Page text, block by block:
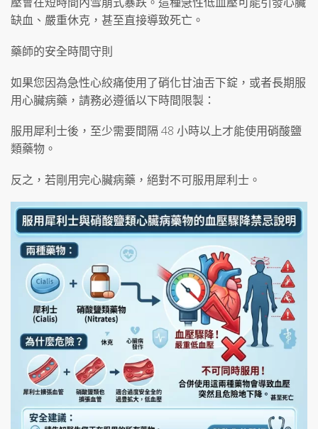
缺血、嚴重休克，甚至直接導致死亡。
藥師的安全時間守則
如果您因為急性心絞痛使用了硝化甘油舌下錠，或者長期服
用心臟病藥，請務必遵循以下時間限製：
服用犀利士後，至少需要間隔 48 小時以上才能使用硝酸鹽
類藥物。
反之，若剛用完心臟病藥，絕對不可服用犀利士。